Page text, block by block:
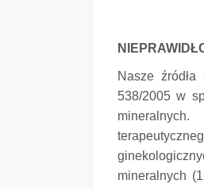
Nasze
538/2005 w
mineralnych.
mineralnych